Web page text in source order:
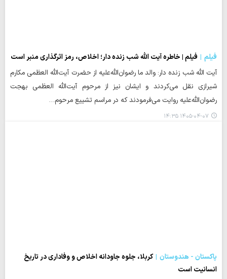
فیلم
فیلم | خاطره آیت الله شب زنده دار؛ اخلاص، رمز اثرگذاری منبر است
آیت الله شب زنده دار: والد ما رضوان‌الله‌علیه از حضرت آیت‌الله العظمی مکارم
شیرازی نقل می‌کردند و ایشان نیز از مرحوم آیت‌الله العظمی بهجت
رضوان‌الله‌علیه روایت می‌فرمودند که در مراسم تشییع مرحوم…
۱۴۰۵-۰۴-۰۷ ۱۴:۳۵
پاکستان - هندوستان
کربلا، جلوه جاودانه اخلاص و وفاداری در تاریخ
انسانیت است